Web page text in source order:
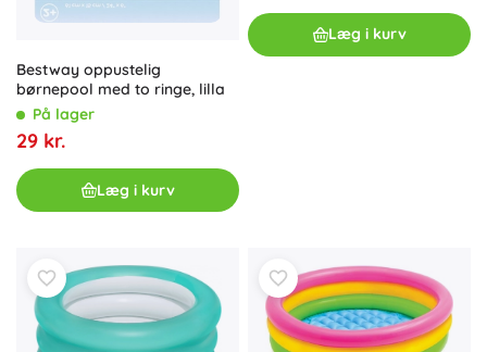
Bestway oppustelig
børnepool med to ringe, lilla
På lager
29 kr.
Læg i kurv
Læg i kurv